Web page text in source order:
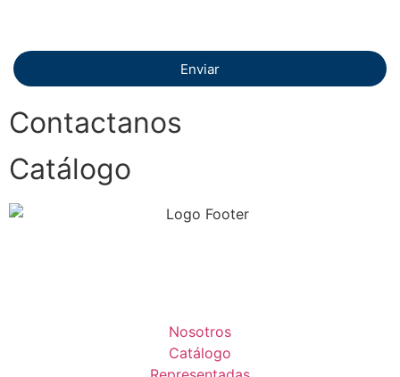
Enviar
Contactanos
Catálogo
Nosotros
Catálogo